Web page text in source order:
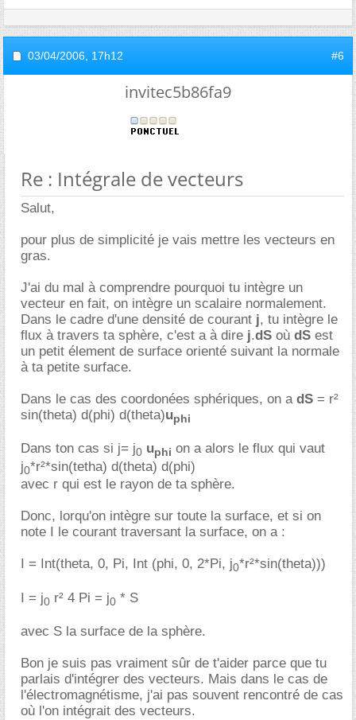
03/04/2006, 17h12 #6
invitec5b86fa9
Re : Intégrale de vecteurs
Salut,
pour plus de simplicité je vais mettre les vecteurs en
gras.
J'ai du mal à comprendre pourquoi tu intègre un
vecteur en fait, on intègre un scalaire normalement.
Dans le cadre d'une densité de courant j, tu intègre le
flux à travers ta sphère, c'est a à dire j.dS où dS est
un petit élement de surface orienté suivant la normale
à ta petite surface.
Dans le cas des coordonées sphériques, on a dS = r²
sin(theta) d(phi) d(theta)uphi
Dans ton cas si j= j0 uphi on a alors le flux qui vaut
j0*r²*sin(tetha) d(theta) d(phi)
avec r qui est le rayon de ta sphère.
Donc, lorqu'on intègre sur toute la surface, et si on
note I le courant traversant la surface, on a :
I = Int(theta, 0, Pi, Int (phi, 0, 2*Pi, j0*r²*sin(theta)))
I = j0 r² 4 Pi = j0 * S
avec S la surface de la sphère.
Bon je suis pas vraiment sûr de t'aider parce que tu
parlais d'intégrer des vecteurs. Mais dans le cas de
l'électromagnétisme, j'ai pas souvent rencontré de cas
où l'on intégrait des vecteurs.